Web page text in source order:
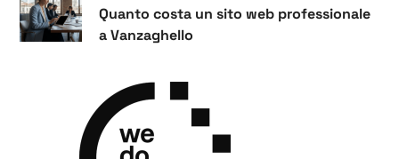
Quanto costa un sito web professionale
a Vanzaghello